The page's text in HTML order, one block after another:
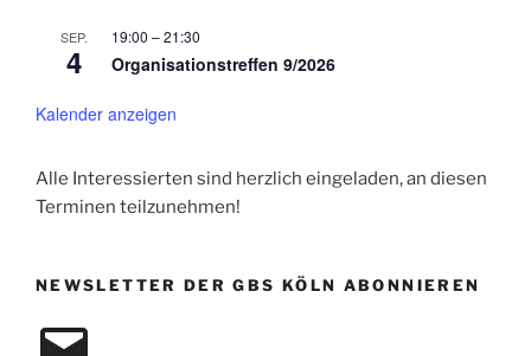
SEP.
4
19:00 –21:30
Organisationstreffen 9/2026
Kalender anzeigen
Alle Interessierten sind herzlich eingeladen, an diesen
Terminen teilzunehmen!
NEWSLETTER DER GBS KÖLN ABONNIEREN
E-
Mail